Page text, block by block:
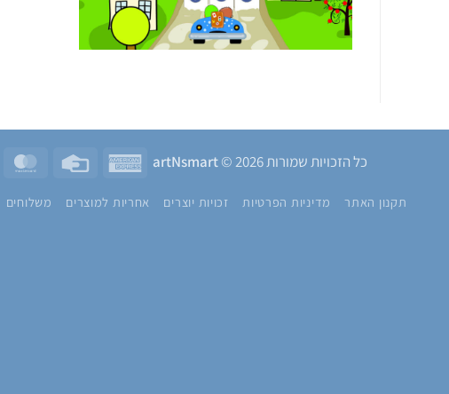
כל הזכויות שמורות 2026 © artNsmart
American
Credit
תקנון האתר מדיניות הפרטיות זכויות יוצרים אחריות למוצרים משלוחים